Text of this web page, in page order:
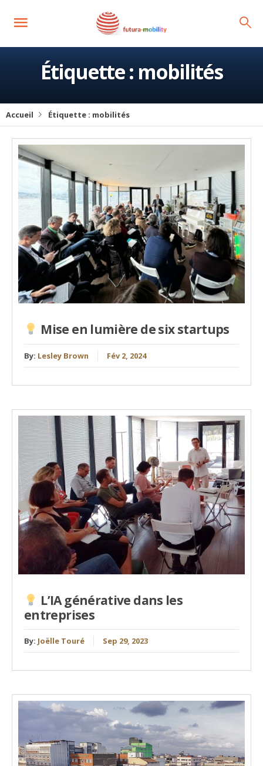
Étiquette :mobilités
Accueil Étiquette : mobilités
Mise en lumière de six startups
By: Lesley Brown Fév 2, 2024
L’IA générative dans les
entreprises
By: Joëlle Touré Sep 29, 2023